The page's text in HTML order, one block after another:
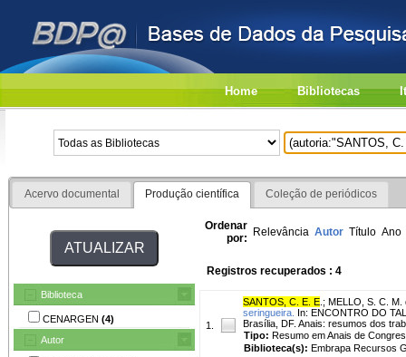
Home Bibliotecas
Acervo documental Produção científica Coleção de periódicos
Biblioteca
CENARGEN (4)
Autor
Ordenar
por: Relevância Autor Título Ano
Registros recuperados : 4
1.
SANTOS, C. E. E ; MELLO, S. C. M.
seringueira. In: ENCONTRO DO
Brasília, DF. Anais: resumos dos
Tipo: Resumo em Anais de
Biblioteca(s): Embrapa Recursos